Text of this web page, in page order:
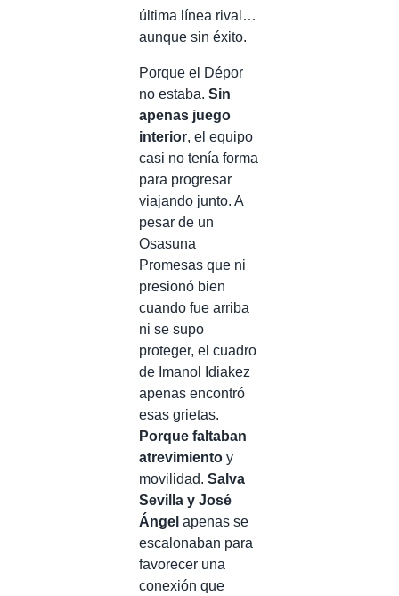
última línea rival…
aunque sin éxito.
Porque el Dépor
no estaba. Sin
apenas juego
interior, el equipo
casi no tenía forma
para progresar
viajando junto. A
pesar de un
Osasuna
Promesas que ni
presionó bien
cuando fue arriba
ni se supo
proteger, el cuadro
de Imanol Idiakez
apenas encontró
esas grietas.
Porque faltaban
atrevimiento y
movilidad. Salva
Sevilla y José
Ángel apenas se
escalonaban para
favorecer una
conexión que